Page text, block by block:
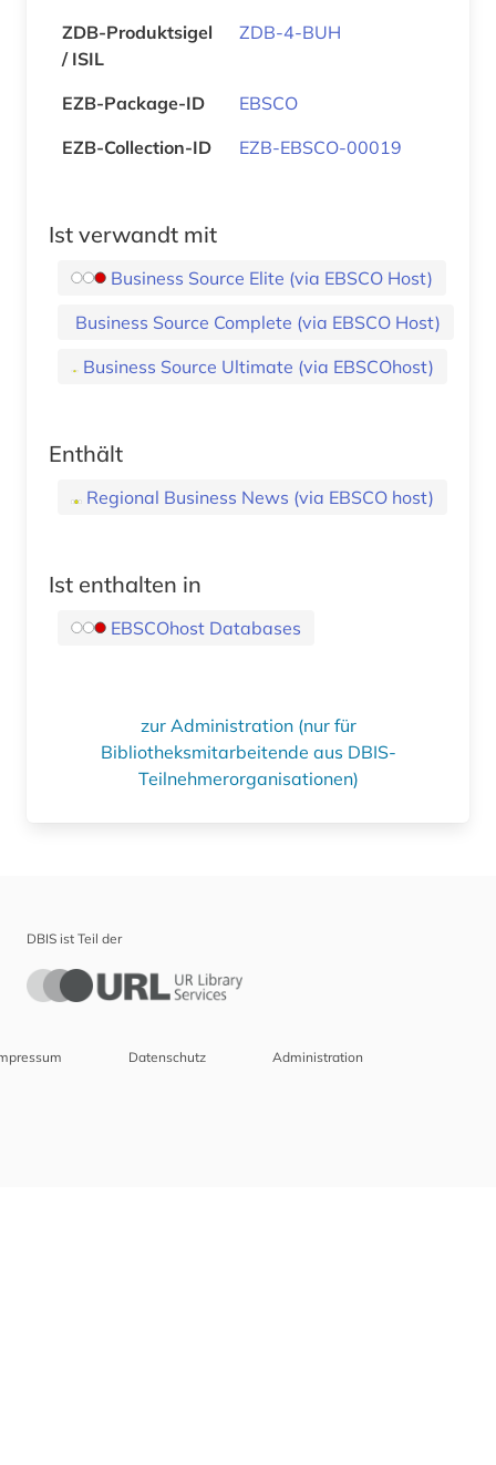
ZDB-Produktsigel
/ ISIL
ZDB-4-BUH
EZB-Package-ID
EBSCO
EZB-Collection-ID
EZB-EBSCO-00019
Ist verwandt mit
Business Source Elite (via EBSCO Host)
Business Source Complete (via EBSCO Host)
Business Source Ultimate (via EBSCOhost)
Enthält
Regional Business News (via EBSCO host)
Ist enthalten in
EBSCOhost Databases
zur Administration (nur für
Bibliotheksmitarbeitende aus DBIS-
Teilnehmerorganisationen)
DBIS ist Teil der
Datenschutz Administration